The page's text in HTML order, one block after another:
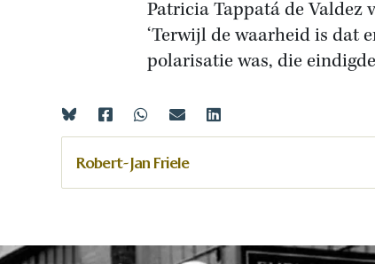
Patricia Tappatá de Valdez
‘Terwijl de waarheid is dat
polarisatie was, die
Robert-Jan Friele